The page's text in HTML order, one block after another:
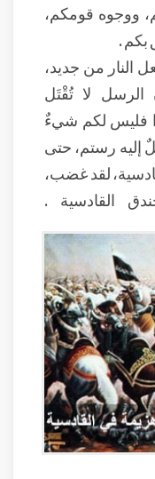
ووجوه قومكم،
بكم .
النار من جديد،
لا تُقْتَل
فليس لكم شيءٌ
إليه رستم، حتى
لقد غضب،
القادسية .